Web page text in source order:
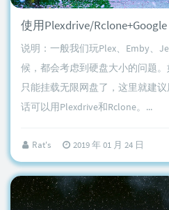
说明：一般我们玩Plex、Emby、
候，都会考虑到硬盘大小的问题
只能挂载无限网盘了，这里就建
话可以用Plexdrive和Rclone。...
Rat's 2019 年 01 月 24 日